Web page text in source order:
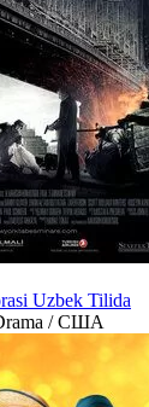
Uzbek Tilida
/ США